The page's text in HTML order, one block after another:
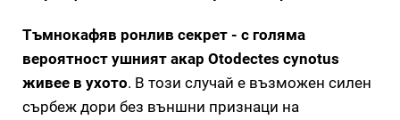
Тъмнокафяв ронлив секрет - с голяма
вероятност ушният акар Otodectes cynotus
живее в ухото. В този случай е възможен силен
сърбеж дори без външни признаци на